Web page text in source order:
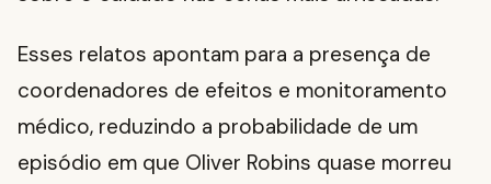
Esses relatos apontam para a presença de
coordenadores de efeitos e monitoramento
médico, reduzindo a probabilidade de um
episódio em que Oliver Robins quase morreu